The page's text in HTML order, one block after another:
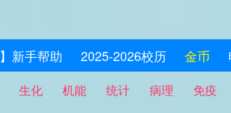
】新手帮助 2025-2026校历 金币
生化 机能 统计 病理 免疫